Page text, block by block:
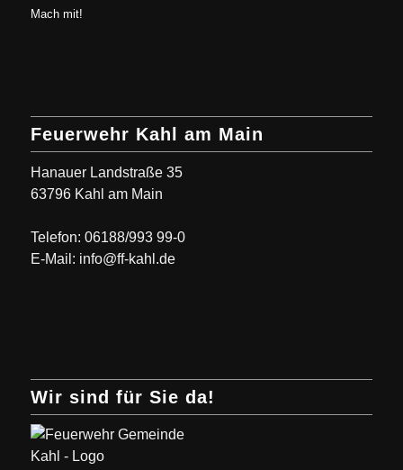
Mach mit!
Feuerwehr Kahl am Main
Hanauer Landstraße 35
63796 Kahl am Main
Telefon: 06188/993 99-0
E-Mail: info@ff-kahl.de
Wir sind für Sie da!